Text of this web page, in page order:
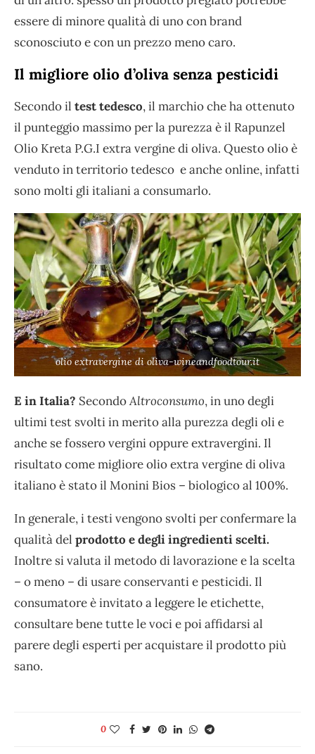
essere di minore qualità di uno con brand
sconosciuto e con un prezzo meno caro.
Il migliore olio d’oliva senza pesticidi
Secondo il test tedesco, il marchio che ha ottenuto
il punteggio massimo per la purezza è il Rapunzel
Olio Kreta P.G.I extra vergine di oliva. Questo olio è
venduto in territorio tedesco e anche online, infatti
sono molti gli italiani a consumarlo.
olio extravergine di oliva-wineandfoodtour.it
E in Italia? SecondoAltroconsumo, in uno degli
ultimi test svolti in merito alla purezza degli oli e
anche se fossero vergini oppure extravergini. Il
risultato come migliore olio extra vergine di oliva
italiano è stato il Monini Bios – biologico al 100%.
In generale, i testi vengono svolti per confermare la
qualità del prodotto e degli ingredienti scelti.
Inoltre si valuta il metodo di lavorazione e la scelta
– o meno – di usare conservanti e pesticidi. Il
consumatore è invitato a leggere le etichette,
consultare bene tutte le voci e poi affidarsi al
parere degli esperti per acquistare il prodotto più
sano.
0